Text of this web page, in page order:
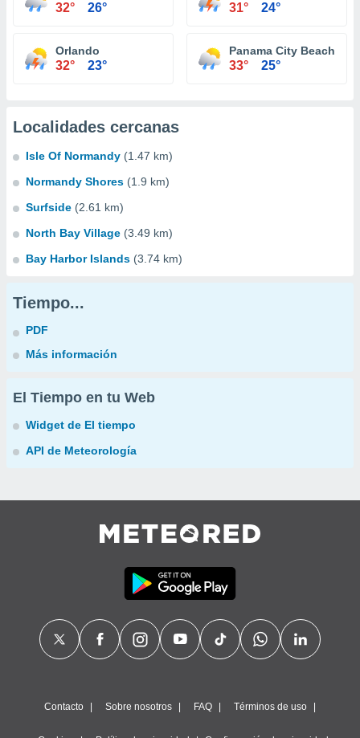
32° 26° 31° 24°
Orlando
32° 23°
Panama City Beach
33° 25°
Localidades cercanas
Isle Of Normandy (1.47 km)
Normandy Shores (1.9 km)
Surfside (2.61 km)
North Bay Village (3.49 km)
Bay Harbor Islands (3.74 km)
Tiempo...
PDF
Más información
El Tiempo en tu Web
Widget de El tiempo
API de Meteorología
Contacto Sobre nosotros FAQ Términos de uso